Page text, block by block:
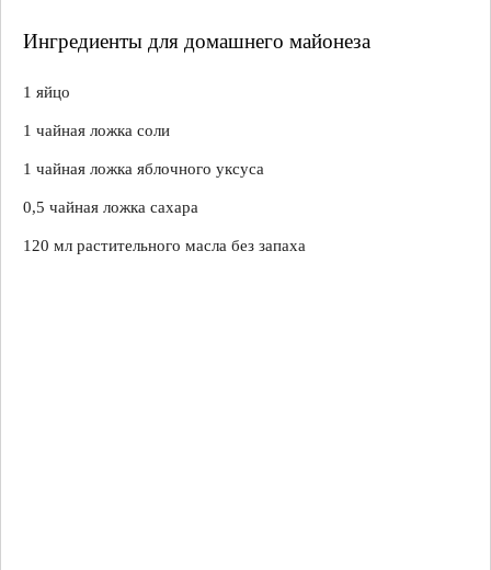
Ингредиенты для домашнего майонеза
1 яйцо
1 чайная ложка соли
1 чайная ложка яблочного уксуса
0,5 чайная ложка сахара
120 мл растительного масла без запаха